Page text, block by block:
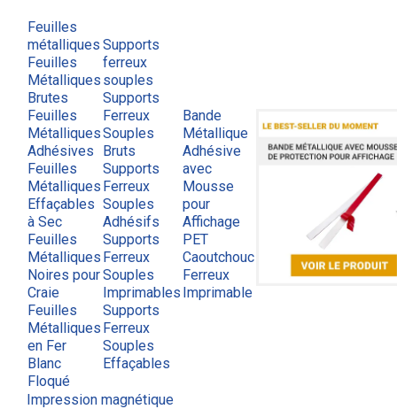
Feuilles
métalliques
Feuilles
Métalliques
Brutes
Feuilles
Métalliques
Adhésives
Feuilles
Métalliques
Effaçables
à Sec
Feuilles
Métalliques
Noires pour
Craie
Feuilles
Métalliques
en Fer
Blanc
Floqué
Supports
ferreux
souples
Supports
Ferreux
Souples
Bruts
Supports
Ferreux
Souples
Adhésifs
Supports
Ferreux
Souples
Imprimables
Supports
Ferreux
Souples
Effaçables
Bande
Métallique
Adhésive
avec
Mousse
pour
Affichage
PET
Caoutchouc
Ferreux
Imprimable
Impression magnétique